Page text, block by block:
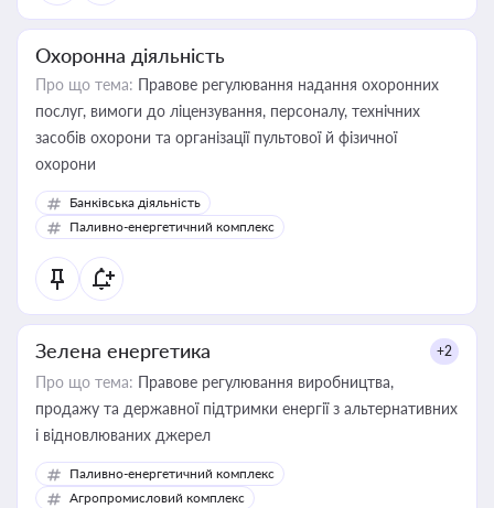
Охоронна діяльність
Про що тема: Правове регулювання надання охоронних
послуг, вимоги до ліцензування, персоналу, технічних
засобів охорони та організації пультової й фізичної
охорони
Банківська діяльність
Паливно-енергетичний комплекс
Зелена енергетика +2
Про що тема: Правове регулювання виробництва,
продажу та державної підтримки енергії з альтернативних
і відновлюваних джерел
Паливно-енергетичний комплекс
Агропромисловий комплекс